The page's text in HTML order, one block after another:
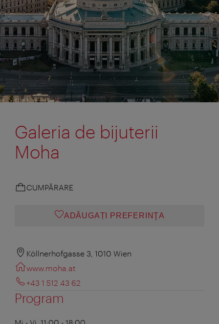
Galeria de bijuterii
Moha
CUMPĂRARE
ADĂUGAȚI PREFERINŢA
Köllnerhofgasse 3, 1010 Wien
www.moha.at
+43 1 512 43 62
Program